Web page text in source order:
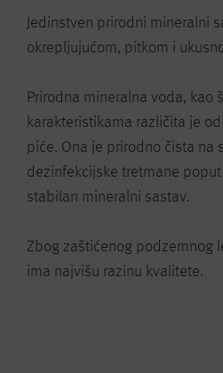
Jedinstven prirodni mineralni
okrepljujućom, pitkom i
Prirodna mineralna voda, kao
karakteristikama različita je
piće. Ona je prirodno čista na
dezinfekcijske tretmane
stabilan mineralni sastav.
Zbog zaštićenog podzemnog
ima najvišu razinu kvalitete.